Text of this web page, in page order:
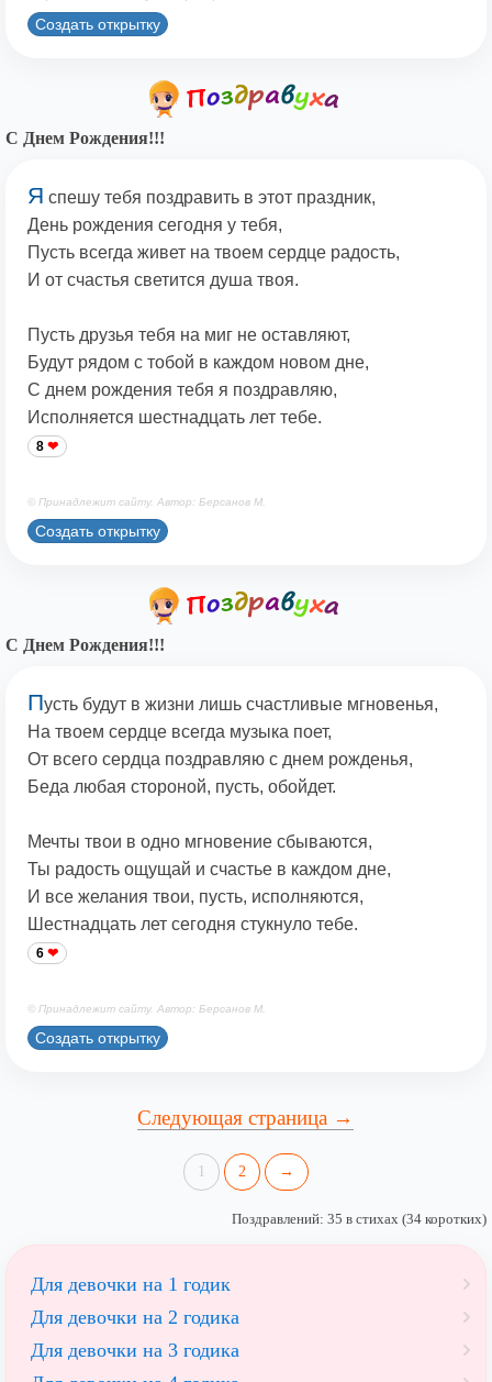
Создать открытку
С Днем Рождения!!!
Я спешу тебя поздравить в этот праздник,
День рождения сегодня у тебя,
Пусть всегда живет на твоем сердце радость,
И от счастья светится душа твоя.
Пусть друзья тебя на миг не оставляют,
Будут рядом с тобой в каждом новом дне,
С днем рождения тебя я поздравляю,
Исполняется шестнадцать лет тебе.
8
© Принадлежит сайту. Автор: Берсанов М.
Создать открытку
С Днем Рождения!!!
Пусть будут в жизни лишь счастливые мгновенья,
На твоем сердце всегда музыка поет,
От всего сердца поздравляю с днем рожденья,
Беда любая стороной, пусть, обойдет.
Мечты твои в одно мгновение сбываются,
Ты радость ощущай и счастье в каждом дне,
И все желания твои, пусть, исполняются,
Шестнадцать лет сегодня стукнуло тебе.
6
© Принадлежит сайту. Автор: Берсанов М.
Создать открытку
Следующая страница →
1 2 →
Поздравлений: 35 в стихах (34 коротких)
Для девочки на 1 годик
Для девочки на 2 годика
Для девочки на 3 годика